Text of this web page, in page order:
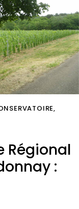
,
Régional
: